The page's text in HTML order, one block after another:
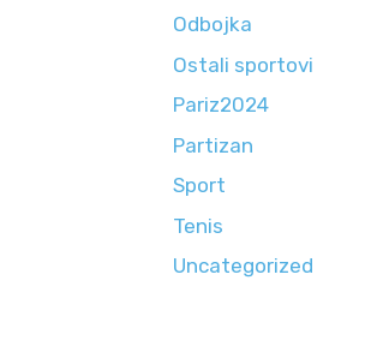
Odbojka
Ostali sportovi
Pariz2024
Partizan
Sport
Tenis
Uncategorized